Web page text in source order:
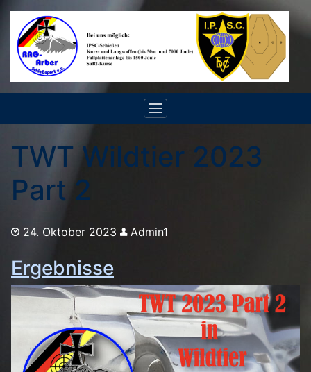
TWT Wildtier 2023
Part 2
24. Oktober 2023 Admin1
Ergebnisse